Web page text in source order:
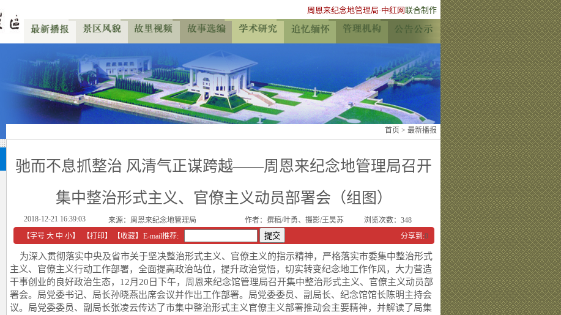
周恩来纪念地管理局·中红网联合制作
首页 > 最新播报
驰而不息抓整治 风清气正谋跨越——周恩来纪念地管理局召开
集中整治形式主义、官僚主义动员部署会（组图）
2018-12-21 16:39:03 来源： 周恩来纪念地管理局 作者：撰稿/叶勇、摄影/王昊苏 浏览次数： 348
【字号 大 中 小】 【打印】 【收藏】 E-mail推荐: 分享到:0
为深入贯彻落实中央及省市关于坚决整治形式主义、官僚主义的指示精神，严格落实市委集中整治形式
主义、官僚主义行动工作部署，全面提高政治站位，提升政治觉悟，切实转变纪念地工作作风，大力营造
干事创业的良好政治生态，12月20日下午，周恩来纪念馆管理局召开集中整治形式主义、官僚主义动员部
署会。局党委书记、局长孙晓燕出席会议并作出工作部署。局党委委员、副局长、纪念馆馆长陈明主持会
议。局党委委员、副局长张凌云传达了市集中整治形式主义官僚主义部署推动会主要精神，并解读了局集